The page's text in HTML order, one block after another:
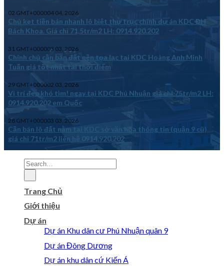
02 GMT+000004 04, 2026
Chủ kẹt tiền bán nhanh lô biệt thự trục chính dự án KDC ĐH
Bách Khoa. Giá chỉ 71,5tr/m2 LH: 0914.920.202
31 GMT+000003 03, 2026
Chính chủ cần bán đất nền tọa lạc tại KDC Hoàng Anh Minh
Tuấn giá tốt nhất tại thời điểm
29 GMT+000002 03, 2026
Vị trí đẹp khó tìm! ngay tại KDC Phú Nhuận giá chỉ 75tr/m2 LH:
0914.920.202 em Quốc
28 GMT+000003 03, 2026
Cần bán lô đất nằm tại KDC sở văn hóa thông tin (quận 9 cũ)
giá chỉ 71tr/m2 liên hệ 0914.920.202
Trang Chủ
Giới thiệu
Dự án
Dự án Khu dân cư Phú Nhuận quân 9
Dự án Đông Dương
Dự án khu dân cứ Kiến Á